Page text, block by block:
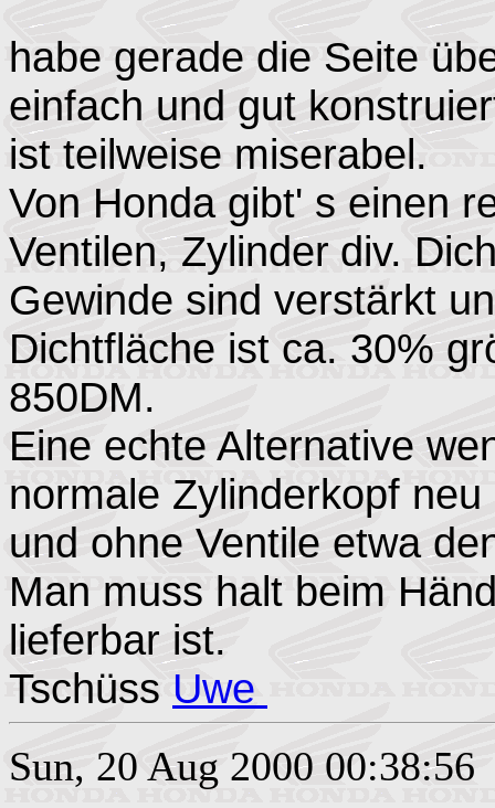
habe gerade die Seite
einfach und gut
ist teilweise miserabel.
Von Honda gibt' s einen
Ventilen, Zylinder div.
Gewinde sind verstärkt
Dichtfläche ist ca. 30%
850DM.
Eine echte Alternative
normale Zylinderkopf neu
und ohne Ventile etwa
Man muss halt beim
lieferbar ist.
Tschüss Uwe
Sun, 20 Aug 2000 00:38:56